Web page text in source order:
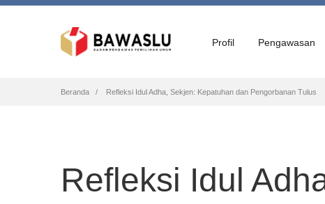
Profil Pengawasan
Breadcrumb
Beranda Refleksi Idul Adha, Sekjen: Kepatuhan dan Pengorbanan Tulus
Refleksi Idul